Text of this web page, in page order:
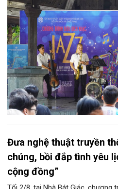
trung tâm Thủ đô.
Đưa nghệ thuật truyền
chúng, bồi đắp tình yêu
cộng đồng”